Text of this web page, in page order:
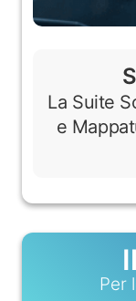
La Suite
e
Per